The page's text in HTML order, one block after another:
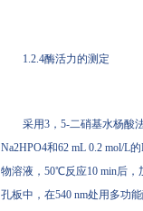
1.2.4酶活力的测定
采用3，5-二硝基水
Na2HPO4和62 mL 0.2 mol/L
物溶液，50℃反应10 min后
孔板中，在540 nm处用多功能